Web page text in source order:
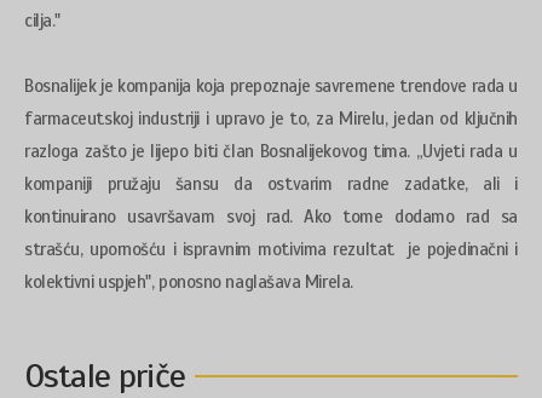
cilja."
Bosnalijek je kompanija koja prepoznaje savremene trendove rada u
farmaceutskoj industriji i upravo je to, za Mirelu, jedan od ključnih
razloga zašto je lijepo biti član Bosnalijekovog tima. „Uvjeti rada u
kompaniji pružaju šansu da ostvarim radne zadatke, ali i
kontinuirano usavršavam svoj rad. Ako tome dodamo rad sa
strašću, upornošću i ispravnim motivima rezultat je pojedinačni i
kolektivni uspjeh", ponosno naglašava Mirela.
Ostale priče